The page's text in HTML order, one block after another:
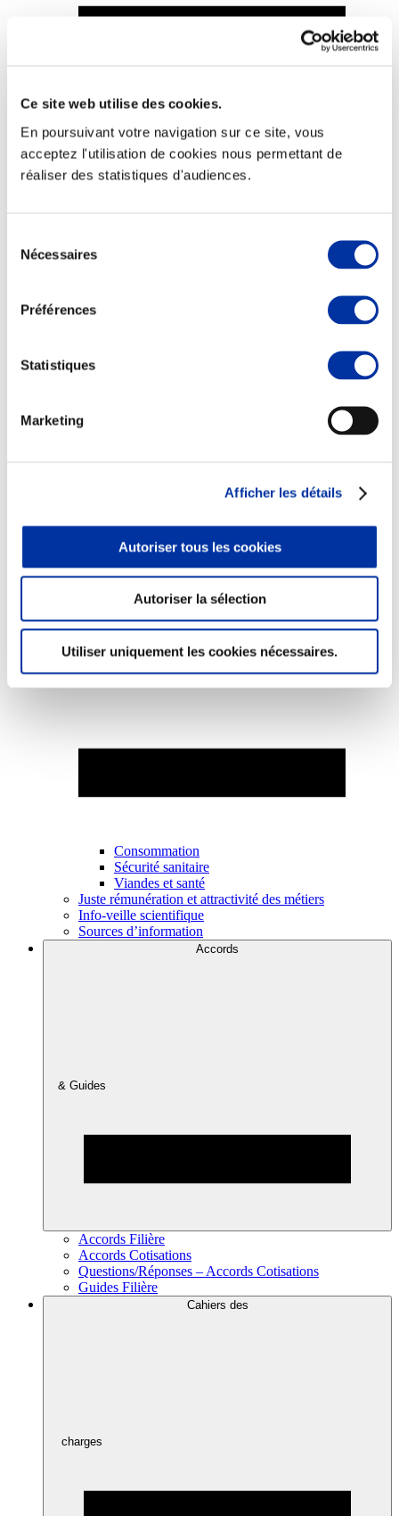
Ce site web utilise des cookies.
En poursuivant votre navigation sur ce site, vous
acceptez l'utilisation de cookies nous permettant de
réaliser des statistiques d'audiences.
Nécessaires
Préférences
Statistiques
Marketing
Afficher les détails
Autoriser tous les cookies
Autoriser la sélection
Utiliser uniquement les cookies nécessaires.
Viande et climat
Valorisation de l’herbe
Autonomie des élevages
Qualité air, eau, sols
Economie de ressources
Abattoir
Partenaire Climat
Consommation
Sécurité sanitaire
Viandes et santé
Juste rémunération et attractivité des métiers
Info-veille scientifique
Sources d’information
Accords
& Guides
Accords Filière
Accords Cotisations
Questions/Réponses – Accords Cotisations
Guides Filière
Cahiers des
charges